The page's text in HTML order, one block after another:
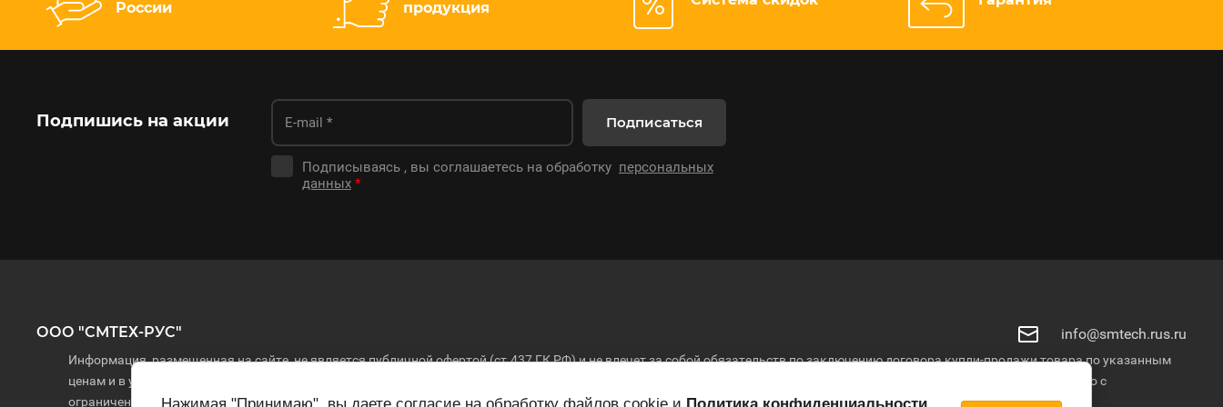
России
продукция
Подпишись на акции
Подписываясь , вы соглашаетесь на обработку персональных
данных *
Подписаться
ООО "СМТЕХ-РУС" info@smtech.rus.ru
Информация, размещенная на сайте, не является публичной офертой (ст.437 ГК РФ) и не влечет за собой обязательств по заключению договора купли-продажи товара по указанным
ценам и в указанном ассортименте. Наличие товара на складе, окончательная стоимость товара и другие условия купли-продажи уточняются у менеджеров. © Общество с
ограниченной ответственностью "СМТЕХ-РУС", 2022-2026